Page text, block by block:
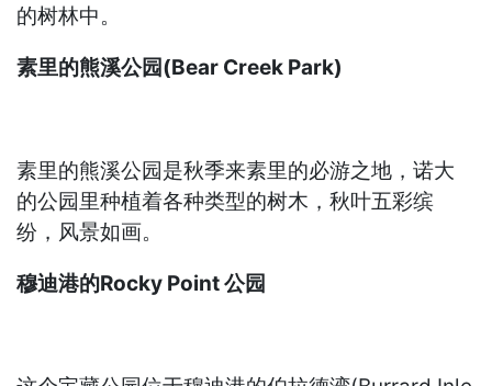
的树林中。
素里的熊溪公园(Bear Creek Park)
素里的熊溪公园是秋季来素里的必游之地，诺大
的公园里种植着各种类型的树木，秋叶五彩缤
纷，风景如画。
穆迪港的Rocky Point 公园